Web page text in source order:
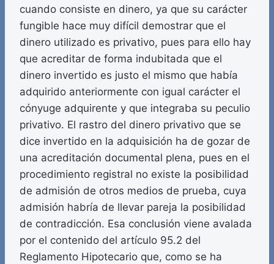
cuando consiste en dinero, ya que su carácter
fungible hace muy difícil demostrar que el
dinero utilizado es privativo, pues para ello hay
que acreditar de forma indubitada que el
dinero invertido es justo el mismo que había
adquirido anteriormente con igual carácter el
cónyuge adquirente y que integraba su peculio
privativo. El rastro del dinero privativo que se
dice invertido en la adquisición ha de gozar de
una acreditación documental plena, pues en el
procedimiento registral no existe la posibilidad
de admisión de otros medios de prueba, cuya
admisión habría de llevar pareja la posibilidad
de contradicción. Esa conclusión viene avalada
por el contenido del artículo 95.2 del
Reglamento Hipotecario que, como se ha